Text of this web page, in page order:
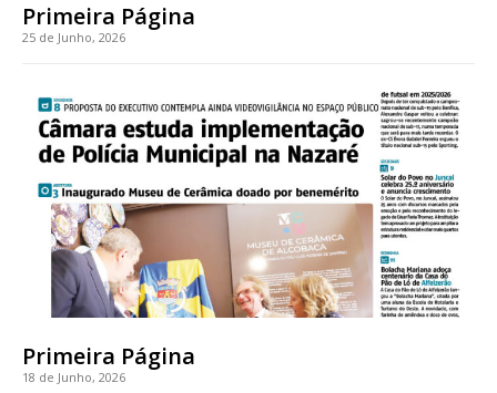
Primeira Página
25 de Junho, 2026
Primeira Página
18 de Junho, 2026